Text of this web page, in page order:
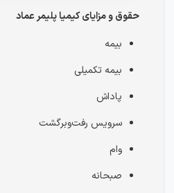
حقوق و مزایای کیمیا پلیمر عماد
بیمه
بیمه تکمیلی
پاداش
سرویس رفت‌و‌برگشت
وام
صبحانه